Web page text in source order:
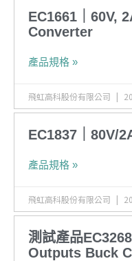
EC1661｜60V,
Converter
產品規格 »
飛虹高科股份有限公司
EC1837｜80V/
產品規格 »
飛虹高科股份有限公司
測試產品
Outputs Buck